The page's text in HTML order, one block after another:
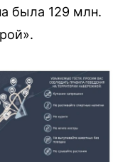
была 129 млн.